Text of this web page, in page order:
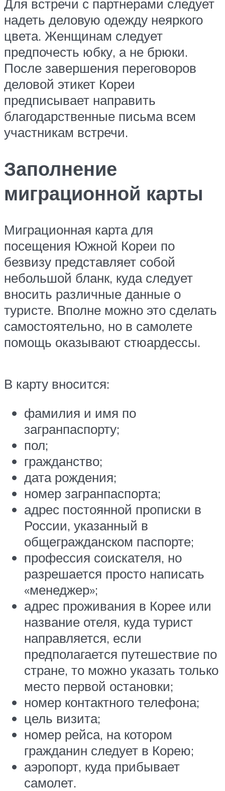
Для встречи с партнерами следует
надеть деловую одежду неяркого
цвета. Женщинам следует
предпочесть юбку, а не брюки.
После завершения переговоров
деловой этикет Кореи
предписывает направить
благодарственные письма всем
участникам встречи.
Заполнение
миграционной карты
Миграционная карта для
посещения Южной Кореи по
безвизу представляет собой
небольшой бланк, куда следует
вносить различные данные о
туристе. Вполне можно это сделать
самостоятельно, но в самолете
помощь оказывают стюардессы.
В карту вносится:
фамилия и имя по
загранпаспорту;
пол;
гражданство;
дата рождения;
номер загранпаспорта;
адрес постоянной прописки в
России, указанный в
общегражданском паспорте;
профессия соискателя, но
разрешается просто написать
«менеджер»;
адрес проживания в Корее или
название отеля, куда турист
направляется, если
предполагается путешествие по
стране, то можно указать только
место первой остановки;
номер контактного телефона;
цель визита;
номер рейса, на котором
гражданин следует в Корею;
аэропорт, куда прибывает
самолет.